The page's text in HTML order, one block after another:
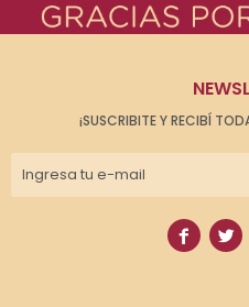
¡SUSCRIBITE Y RECIBÍ
 